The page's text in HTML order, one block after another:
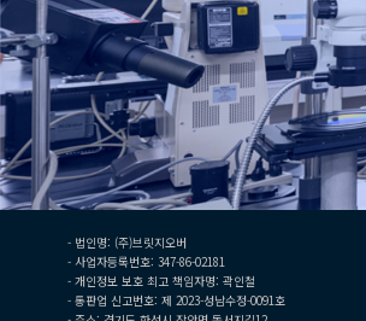
- 법인명: (주)브릿지오버
- 사업자등록번호: 347-86-02181
- 개인정보 보호 최고 책임자명: 곽인철
- 통판업 신고번호: 제 2023-성남수정-0091호